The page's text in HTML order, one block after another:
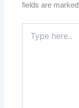
fields are marked
here..